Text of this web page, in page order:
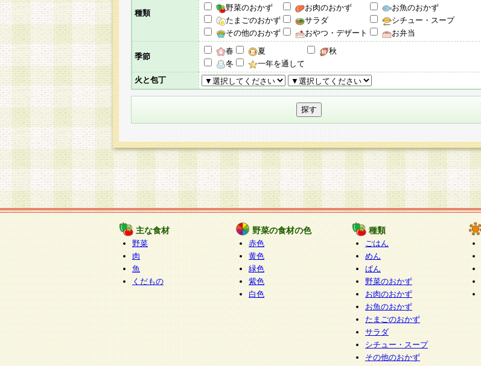
種類
野菜のおかず
お肉のおかず
お魚のおかず
たまごのおかず
サラダ
シチュー・スープ
その他のおかず
おやつ・デザート お弁当
季節
春 夏
秋
冬
一年を通して
火と包丁
主な食材
野菜
肉
魚
くだもの
野菜の食材の色
赤色
黄色
緑色
紫色
白色
種類
ごはん
めん
ぱん
野菜のおかず
お肉のおかず
お魚のおかず
たまごのおかず
サラダ
シチュー・スープ
その他のおかず